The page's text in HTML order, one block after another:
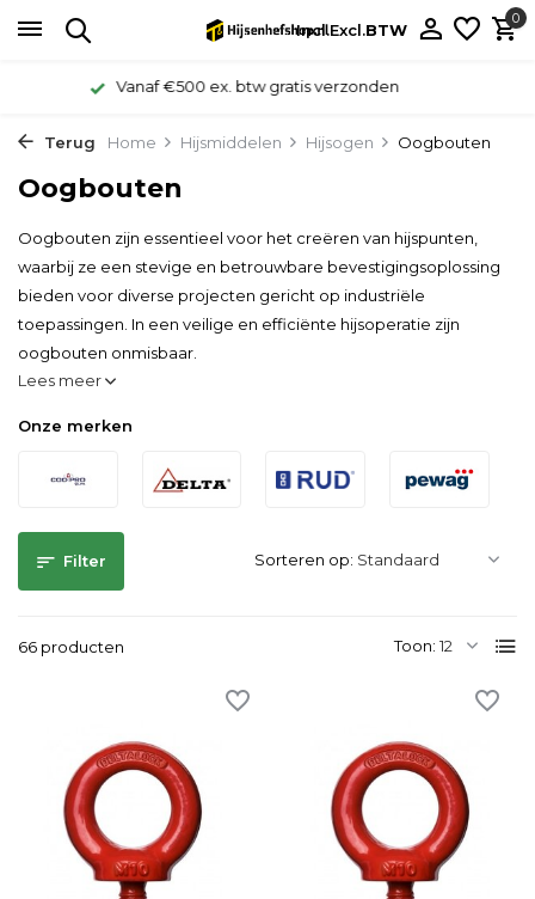
Incl.Excl.BTW
0
24/7 bereikbaar WhatsApp 06-11587339
Terug Home Hijsmiddelen Hijsogen Oogbouten
Oogbouten
Oogbouten zijn essentieel voor het creëren van hijspunten,
waarbij ze een stevige en betrouwbare bevestigingsoplossing
bieden voor diverse projecten gericht op industriële
toepassingen. In een veilige en efficiënte hijsoperatie zijn
oogbouten onmisbaar.
Lees meer
Onze merken
Filter
66 producten Toon:
Sorteren op: